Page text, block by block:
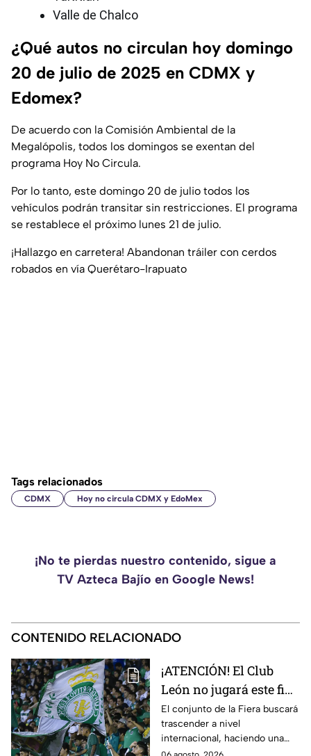
Valle de Chalco
¿Qué autos no circulan hoy domingo
20 de julio de 2025 en CDMX y
Edomex?
De acuerdo con la Comisión Ambiental de la
Megalópolis, todos los domingos se exentan del
programa Hoy No Circula.
Por lo tanto, este domingo 20 de julio todos los
vehículos podrán transitar sin restricciones. El programa
se restablece el próximo lunes 21 de julio.
¡Hallazgo en carretera! Abandonan tráiler con cerdos
robados en vía Querétaro-Irapuato
Tags relacionados
CDMX Hoy no circula CDMX y EdoMex
¡No te pierdas nuestro contenido, sigue a
TV Azteca Bajío en Google News!
CONTENIDO RELACIONADO
¡ATENCIÓN! El Club
León no jugará este fin
de semana en la Liga
MX; ¿cuándo vuelve?
El conjunto de la Fiera buscará
trascender a nivel
internacional, haciendo una
pausa en la liga.